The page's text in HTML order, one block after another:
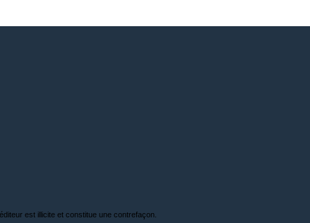
est illicite et constitue une contrefaçon.